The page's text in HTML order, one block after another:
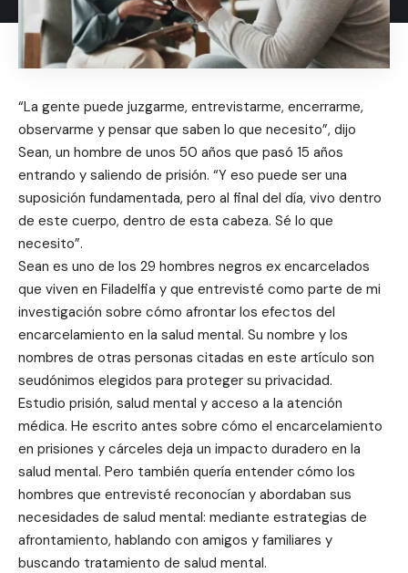
“La gente puede juzgarme, entrevistarme, encerrarme,
observarme y pensar que saben lo que necesito”, dijo
Sean, un hombre de unos 50 años que pasó 15 años
entrando y saliendo de prisión. “Y eso puede ser una
suposición fundamentada, pero al final del día, vivo dentro
de este cuerpo, dentro de esta cabeza. Sé lo que
necesito”.
Sean es uno de los 29 hombres negros ex encarcelados
que viven en Filadelfia y que entrevisté como parte de mi
investigación sobre cómo afrontar los efectos del
encarcelamiento en la salud mental. Su nombre y los
nombres de otras personas citadas en este artículo son
seudónimos elegidos para proteger su privacidad.
Estudio prisión, salud mental y acceso a la atención
médica. He escrito antes sobre cómo el encarcelamiento
en prisiones y cárceles deja un impacto duradero en la
salud mental. Pero también quería entender cómo los
hombres que entrevisté reconocían y abordaban sus
necesidades de salud mental: mediante estrategias de
afrontamiento, hablando con amigos y familiares y
buscando tratamiento de salud mental.